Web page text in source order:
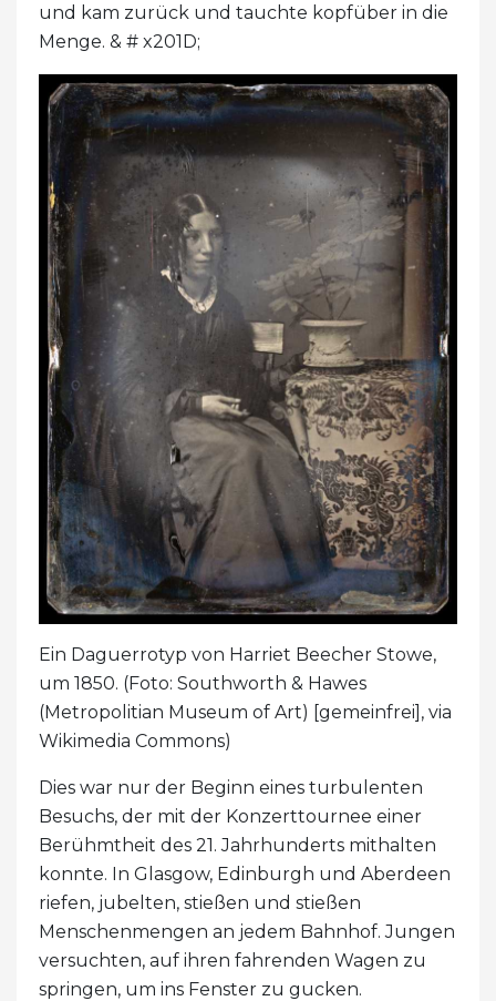
und kam zurück und tauchte kopfüber in die
Menge. & # x201D;
Ein Daguerrotyp von Harriet Beecher Stowe,
um 1850. (Foto: Southworth & Hawes
(Metropolitian Museum of Art) [gemeinfrei], via
Wikimedia Commons)
Dies war nur der Beginn eines turbulenten
Besuchs, der mit der Konzerttournee einer
Berühmtheit des 21. Jahrhunderts mithalten
konnte. In Glasgow, Edinburgh und Aberdeen
riefen, jubelten, stießen und stießen
Menschenmengen an jedem Bahnhof. Jungen
versuchten, auf ihren fahrenden Wagen zu
springen, um ins Fenster zu gucken.